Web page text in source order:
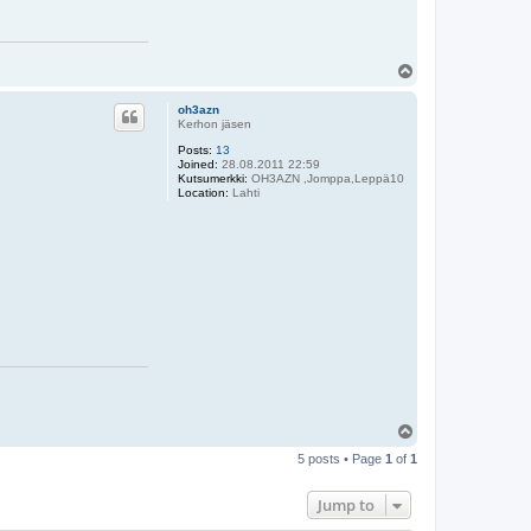
oh3azn
Kerhon jäsen
Posts: 13
Joined: 28.08.2011 22:59
Kutsumerkki: OH3AZN ,Jomppa,Leppä10
Location: Lahti
p
5 posts • Page 1 of 1
Jump to